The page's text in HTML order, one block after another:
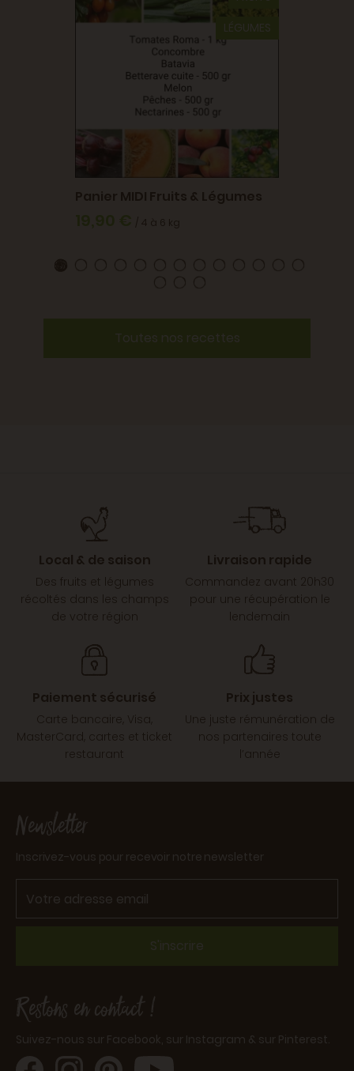
LÉGUMES
Toutes nos recettes
Local & de saison
Des fruits et légumes
récoltés dans les champs
de votre région
Livraison rapide
Commandez avant 20h30
pour une récupération le
lendemain
Paiement sécurisé
Carte bancaire, Visa,
MasterCard, cartes et ticket
restaurant
Prix justes
Une juste rémunération de
nos partenaires toute
l’année
Newsletter
Inscrivez-vous pour recevoir notre newsletter
S'inscrire
Restons en contact !
Suivez-nous sur Facebook, sur Instagram & sur Pinterest.